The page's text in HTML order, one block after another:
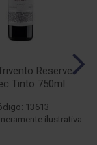
Reserve
Tinto 750ml
13613
ilustrativa